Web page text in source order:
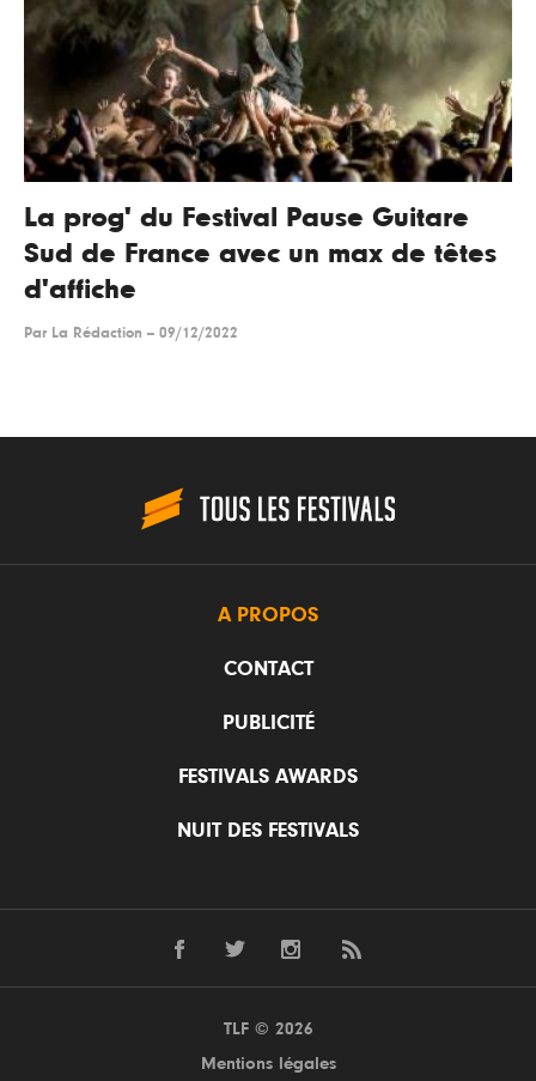
La prog' du Festival Pause Guitare
Sud de France avec un max de têtes
d'affiche
Par La Rédaction -- 09/12/2022
A PROPOS
CONTACT
PUBLICITÉ
FESTIVALS AWARDS
NUIT DES FESTIVALS
TLF © 2026
Mentions légales